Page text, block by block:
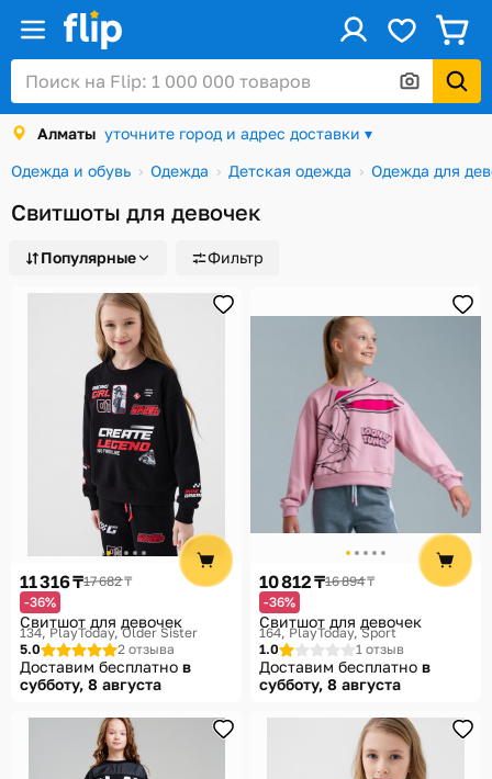
Алматы уточните город и адрес доставки ▾
Одежда и обувь
Одежда Детская одежда Одежда для
Свитшоты для девочек
Популярные Фильтр
11 316 ₸17 682 ₸
-36%
Свитшот для девочек
134 PlayToday, Older Sister
5.0
2 отзыва
Доставим бесплатно в
субботу, 8 августа
10 812 ₸16 894 ₸
-36%
Свитшот для девочек
164 PlayToday, Sport
1.0
1 отзыв
Доставим бесплатно в
субботу, 8 августа
Войти / Регистрация
Каталог
Скидки и акции
Подарочные карты
Заказы
Посылки
Алматы
Корзина
Избранное
История просмотров
Помощь
Способы доставки
Способы оплаты